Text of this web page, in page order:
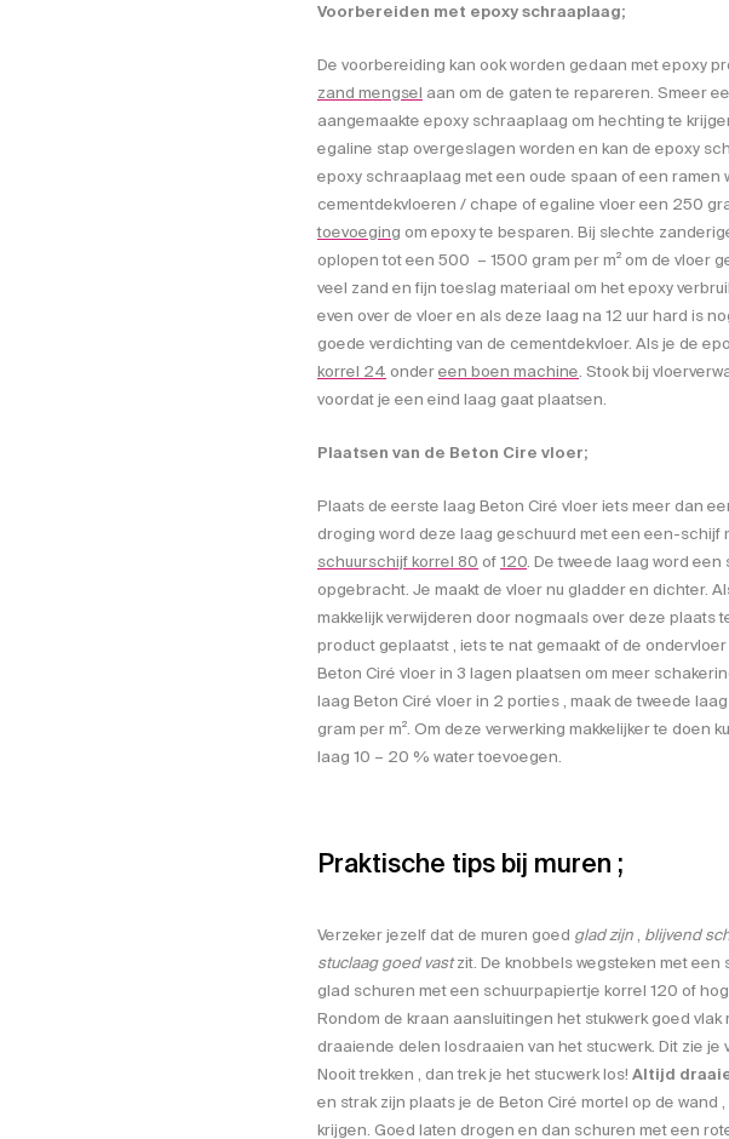
Voorbereiden met epoxy schraaplaag;
De voorbereiding kan ook worden gedaan met epoxy
zand mengsel aan om de gaten te repareren. Smeer
aangemaakte epoxy schraaplaag om hechting te
egaline stap overgeslagen worden en kan de epoxy
epoxy schraaplaag met een oude spaan of een ramen
cementdekvloeren / chape of egaline vloer een 250
toevoeging om epoxy te besparen. Bij slechte
oplopen tot een 500 – 1500 gram per m² om de vloer
veel zand en fijn toeslag materiaal om het epoxy
even over de vloer en als deze laag na 12 uur hard is
goede verdichting van de cementdekvloer. Als je de
korrel 24 ondereen boen machine. Stook bij
voordat je een eind laag gaat plaatsen.
Plaatsen van de Beton Cire vloer;
Plaats de eerste laag Beton Ciré vloer iets meer dan
droging word deze laag geschuurd met een een-schijf
schuurschijf korrel 80 of120. De tweede laag word
opgebracht. Je maakt de vloer nu gladder en dichter.
makkelijk verwijderen door nogmaals over deze plaats
product geplaatst , iets te nat gemaakt of de
Beton Ciré vloer in 3 lagen plaatsen om meer
laag Beton Ciré vloer in 2 porties , maak de tweede
gram per m². Om deze verwerking makkelijker te doen
laag 10 – 20 % water toevoegen.
Praktische tips bij muren ;
Verzeker jezelf dat de muren goed glad zijn, blijvend
stuclaag goed vastzit. De knobbels wegsteken met een
glad schuren met een schuurpapiertje korrel 120 of
Rondom de kraan aansluitingen het stukwerk goed
draaiende delen losdraaien van het stucwerk. Dit zie je
Nooit trekken , dan trek je het stucwerk los! Altijd
en strak zijn plaats je de Beton Ciré mortel op de wand
krijgen. Goed laten drogen en dan schuren met een